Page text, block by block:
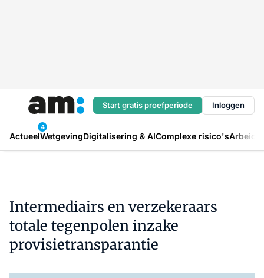
Start gratis proefperiode Inloggen
Actueel
4
WetgevingDigitalisering & AIComplexe risico's
Intermediairs en verzekeraars
totale tegenpolen inzake
provisietransparantie